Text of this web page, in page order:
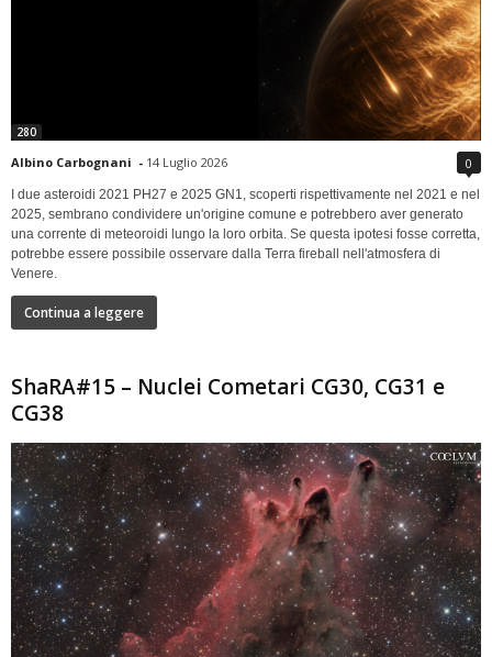
280
Albino Carbognani - 14 Luglio 2026 0
I due asteroidi 2021 PH27 e 2025 GN1, scoperti rispettivamente nel 2021 e nel
2025, sembrano condividere un'origine comune e potrebbero aver generato
una corrente di meteoroidi lungo la loro orbita. Se questa ipotesi fosse corretta,
potrebbe essere possibile osservare dalla Terra fireball nell'atmosfera di
Venere.
Continua a leggere
ShaRA#15 – Nuclei Cometari CG30, CG31 e
CG38